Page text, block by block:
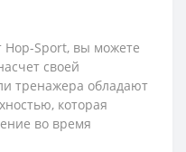
Hop-Sport, вы можете
своей
тренажера обладают
которая
во время